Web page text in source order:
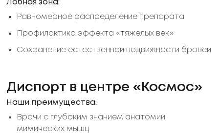
Лобная зона:
Равномерное распределение препарата
Профилактика эффекта «тяжелых век»
Сохранение естественной подвижности бровей
Диспорт в центре «Космос»
Наши преимущества:
Врачи с глубоким знанием анатомии
мимических мышц